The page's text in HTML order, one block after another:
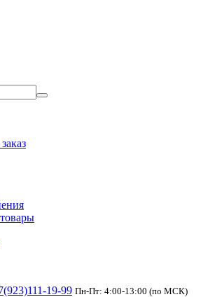
19-99 Пн-Пт: 4:00-13:00 (по МСК)